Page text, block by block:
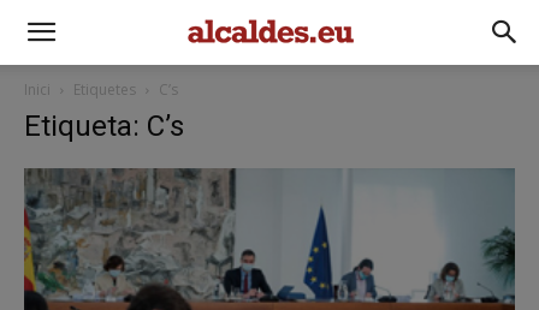
Inici Etiquetes C’s
Etiqueta: C’s